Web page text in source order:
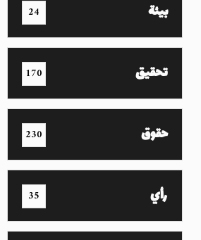
بيئة 24
تحقيق 170
حقوق 230
رأي 35